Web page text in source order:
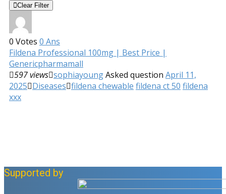
Clear Filter
0 Votes 0 Ans
Fildena Professional 100mg | Best Price |
Genericpharmamall
597 views sophiayoungAsked question April 11,
2025 Diseases fildena chewable fildena ct 50 fildena
xxx
Supported by